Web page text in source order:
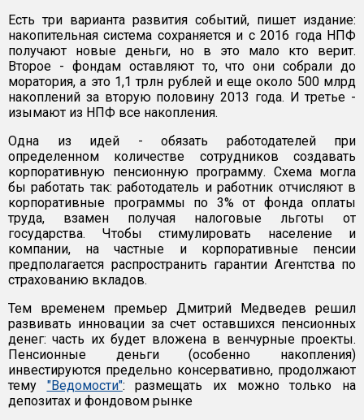
Есть три варианта развития событий, пишет издание:
накопительная система сохраняется и с 2016 года НПФ
получают новые деньги, но в это мало кто верит.
Второе - фондам оставляют то, что они собрали до
моратория, а это 1,1 трлн рублей и еще около 500 млрд
накоплений за вторую половину 2013 года. И третье -
изымают из НПФ все накопления.
Одна из идей - обязать работодателей при
определенном количестве сотрудников создавать
корпоративную пенсионную программу. Схема могла
бы работать так: работодатель и работник отчисляют в
корпоративные программы по 3% от фонда оплаты
труда, взамен получая налоговые льготы от
государства. Чтобы стимулировать население и
компании, на частные и корпоративные пенсии
предполагается распространить гарантии Агентства по
страхованию вкладов.
Тем временем премьер Дмитрий Медведев решил
развивать инновации за счет оставшихся пенсионных
денег: часть их будет вложена в венчурные проекты.
Пенсионные деньги (особенно накопления)
инвестируются предельно консервативно, продолжают
тему "Ведомости": размещать их можно только на
депозитах и фондовом рынке